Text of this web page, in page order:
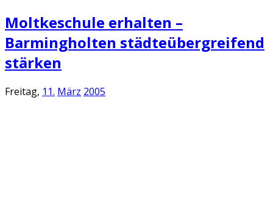
Moltkeschule erhalten –
Barmingholten städteübergreifend
stärken
Freitag, 11. März 2005